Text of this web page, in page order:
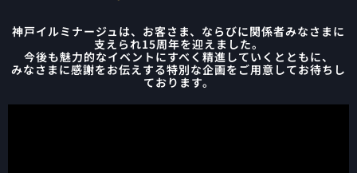
神戸イルミナージュは、お客さま、ならびに関係者みなさまに
支えられ15周年を迎えました。
今後も魅力的なイベントにすべく精進していくとともに、
みなさまに感謝をお伝えする特別な企画をご用意してお待ちし
ております。